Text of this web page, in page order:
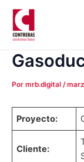
contenido
Por mrb.digital /
Proyecto:
Cliente:
Navegación
de
entradas